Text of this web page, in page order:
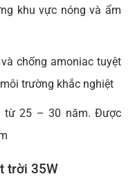
khu vực nóng và ẩm
chống amoniac tuyệt
trường khắc nghiệt
từ 25 – 30 năm. Được
trời 35W